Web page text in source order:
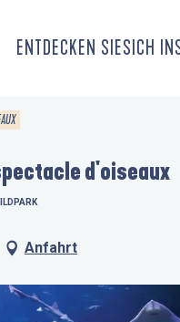
ENTDECKEN SIESICH
d'oiseaux
Anfahrt